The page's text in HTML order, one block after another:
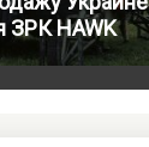
ЗРК HAWK